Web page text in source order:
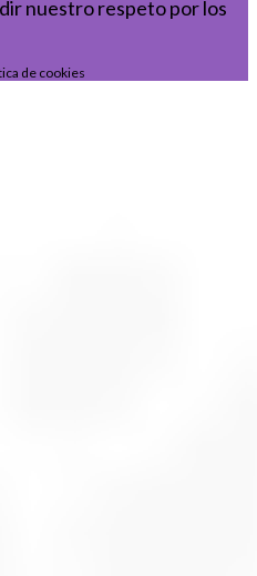
nuestro respeto por los
de cookies